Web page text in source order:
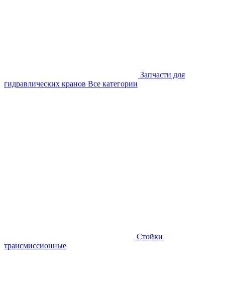
Запчасти для
гидравлических кранов Все категории
Стойки
трансмиссионные